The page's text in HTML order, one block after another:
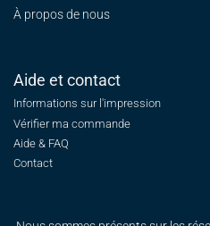
À propos de nous
Aide et contact
Informations sur l'impression
Vérifier ma commande
Aide & FAQ
Contact